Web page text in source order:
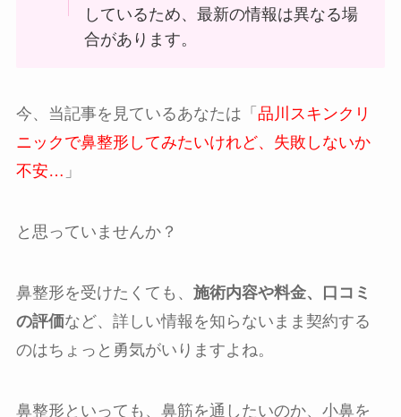
しているため、最新の情報は異なる場
合があります。
今、当記事を見ているあなたは「 品川スキンクリ
ニックで鼻整形してみたいけれど、失敗しないか
不安… 」
と思っていませんか？
鼻整形を受けたくても、 施術内容や料金、口コミ
の評価など、詳しい情報を知らないまま契約する
のはちょっと勇気がいりますよね。
鼻整形といっても、鼻筋を通したいのか、小鼻を